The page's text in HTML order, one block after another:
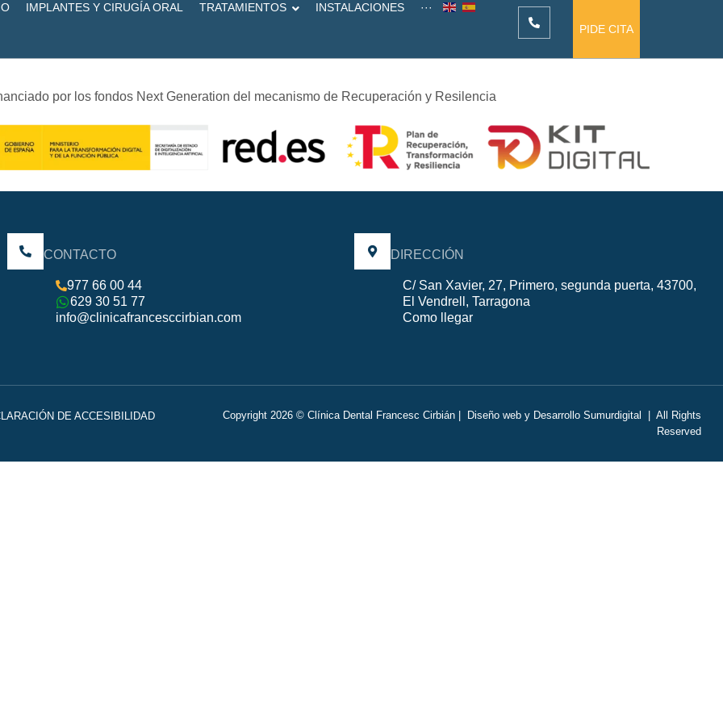
IMPLANTES Y CIRUGÍA ORAL TRATAMIENTOS INSTALACIONES
···
PIDE CITA
por los fondos Next Generation del mecanismo de Recuperación y Resilencia
CONTACTO
977 66 00 44
629 30 51 77
info@clinicafrancesccirbian.com
DIRECCIÓN
C/ San Xavier, 27, Primero, segunda puerta, 43700,
El Vendrell, Tarragona
Como llegar
DE ACCESIBILIDAD Copyright 2026 © Clínica Dental Francesc Cirbián | Diseño web y Desarrollo Sumurdigital | All Rights
Reserved